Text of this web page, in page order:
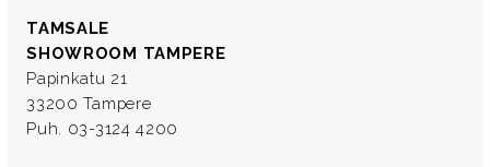
TAMSALE
SHOWROOM TAMPERE
Papinkatu 21
33200 Tampere
Puh. 03-3124 4200